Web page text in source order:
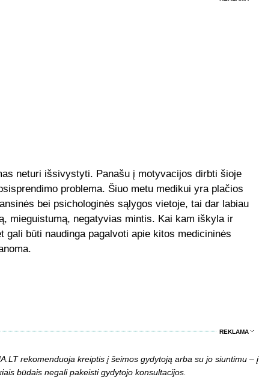
neturi išsivystyti. Panašu į motyvacijos dirbti šioje
problema. Šiuo metu medikui yra plačios
bei psichologinės sąlygos vietoje, tai dar labiau
mieguistumą, negatyvias mintis. Kai kam iškyla ir
gali būti naudinga pagalvoti apie kitos medicininės
REKLAMA
rekomenduoja kreiptis į šeimos gydytoją arba su jo siuntimu – į
būdais negali pakeisti gydytojo konsultacijos.